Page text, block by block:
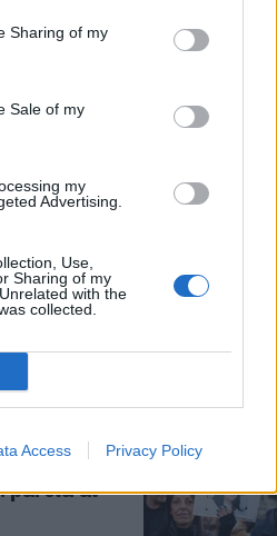
Sharing of my
Sale of my
my
Advertising.
Use,
Sharing of my
with the
collected.
Access Privacy Policy
sul caso
"la voce
di
l’ombra
parola al